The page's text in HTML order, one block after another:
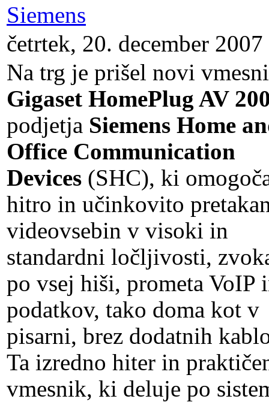
Siemens
četrtek, 20. december 2007
Na trg je prišel novi
Gigaset HomePlug AV
podjetja Siemens Home
Office Communication
Devices (SHC), ki
hitro in učinkovito
videovsebin v visoki in
standardni ločljivosti,
po vsej hiši, prometa VoIP
podatkov, tako doma kot v
pisarni, brez dodatnih
Ta izredno hiter in
vmesnik, ki deluje po